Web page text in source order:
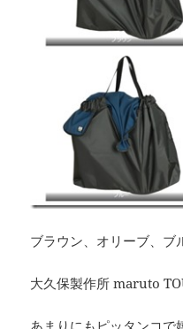
ブラウン、オリーブ、ブ
大久保製作所 maruto